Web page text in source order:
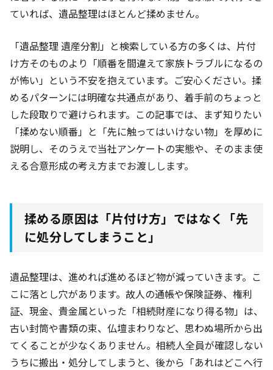
ていれば、遺品整理はほとんど揉めません。
「遺品整理 遺産分割」と検索している方の多くは、片付
け方そのものより「順番を間違えて家族トラブルになるの
が怖い」という不安を抱えています。ご安心ください。揉
めるパターンには明確な共通点があり、着手前のちょっと
した段取りで避けられます。この記事では、まず知りたい
「揉めない順番」と「先に触ってはいけない物」を厚めに
説明し、そのうえで当社アンケートの実態や、そのまま使
える合意形成の考え方までお渡しします。
揉める原因は「片付け方」ではなく「先
に処分してしまうこと」
遺品整理は、進めれば進めるほど物が減っていきます。こ
こに落とし穴があります。故人の通帳や保険証券、権利
証、現金、貴金属といった「相続財産になり得る物」は、
古い封筒や書類の束、仏壇まわりなど、思わぬ場所から出
てくることが少なくありません。相続人全員が確認しない
うちに搬出・処分してしまうと、後から「あれはどこへ行